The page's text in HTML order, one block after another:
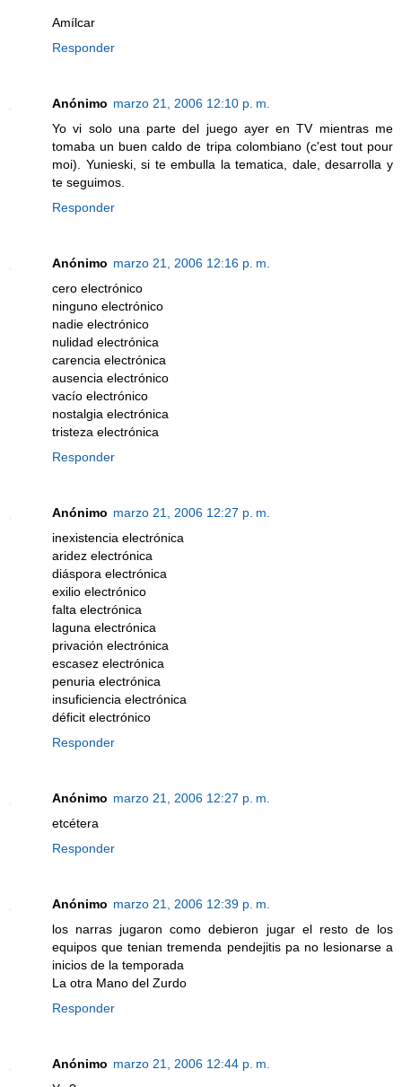
Amílcar
Responder
Anónimo marzo 21, 2006 12:10 p. m.
Yo vi solo una parte del juego ayer en TV mientras me
tomaba un buen caldo de tripa colombiano (c'est tout pour
moi). Yunieski, si te embulla la tematica, dale, desarrolla y
te seguimos.
Responder
Anónimo marzo 21, 2006 12:16 p. m.
cero electrónico
ninguno electrónico
nadie electrónico
nulidad electrónica
carencia electrónica
ausencia electrónico
vacío electrónico
nostalgia electrónica
tristeza electrónica
Responder
Anónimo marzo 21, 2006 12:27 p. m.
inexistencia electrónica
aridez electrónica
diáspora electrónica
exilio electrónico
falta electrónica
laguna electrónica
privación electrónica
escasez electrónica
penuria electrónica
insuficiencia electrónica
déficit electrónico
Responder
Anónimo marzo 21, 2006 12:27 p. m.
etcétera
Responder
Anónimo marzo 21, 2006 12:39 p. m.
los narras jugaron como debieron jugar el resto de los
equipos que tenian tremenda pendejitis pa no lesionarse a
inicios de la temporada
La otra Mano del Zurdo
Responder
Anónimo marzo 21, 2006 12:44 p. m.